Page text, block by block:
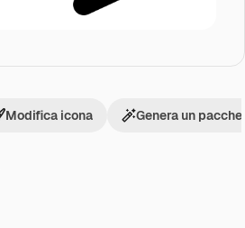
Modifica icona Genera un